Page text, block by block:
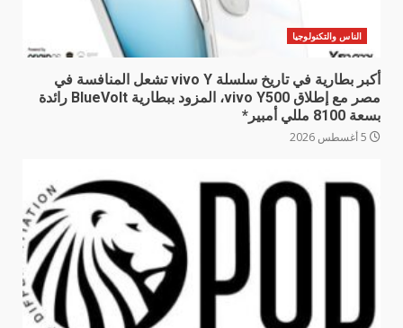
الناس والتكنولوجيا
أكبر بطارية في تاريخ سلسلة vivo Y تشعل المنافسة في
مصر مع إطلاق vivo Y500، المزود ببطارية BlueVolt رائدة
بسعة 8100 مللي أمبير*